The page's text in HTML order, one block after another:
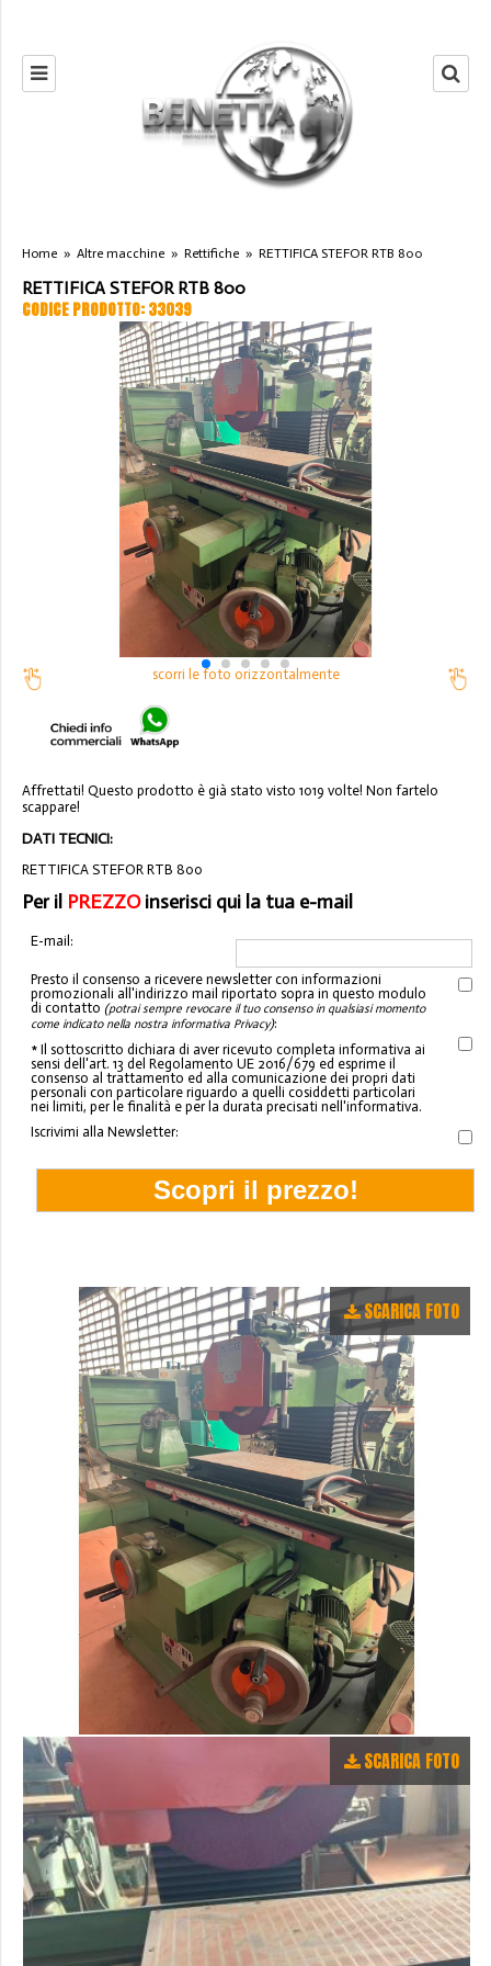
Home » Altre macchine » Rettifiche » RETTIFICA STEFOR RTB 800
RETTIFICA STEFOR RTB 800
CODICE PRODOTTO: 33039
scorri le foto orizzontalmente
Affrettati! Questo prodotto è già stato visto 1019 volte! Non fartelo
scappare!
DATI TECNICI:
RETTIFICA STEFOR RTB 800
Per il PREZZOinserisci qui la tua e-mail
E-mail:
Presto il consenso a ricevere newsletter con informazioni
promozionali all'indirizzo mail riportato sopra in questo modulo
di contatto (potrai sempre revocare il tuo consenso in qualsiasi momento
come indicato nella nostra informativa Privacy):
* Il sottoscritto dichiara di aver ricevuto completa informativa ai
sensi dell'art. 13 del Regolamento UE 2016/679 ed esprime il
consenso al trattamento ed alla comunicazione dei propri dati
personali con particolare riguardo a quelli cosiddetti particolari
nei limiti, per le finalità e per la durata precisati nell'informativa.
Iscrivimi alla Newsletter:
SCARICA FOTO
SCARICA FOTO